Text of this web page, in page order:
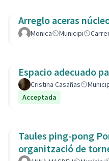
Arreglo aceras
Monica Municipi
Espacio adecuado
Cristina Casañas
Acceptada
Taules ping-pong
organització de